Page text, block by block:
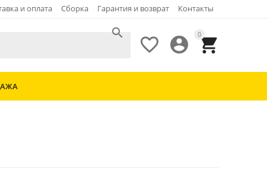
и оплата Сборка Гарантия и возврат Контакты
0


